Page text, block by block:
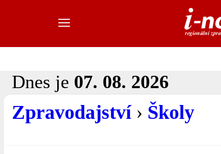
Dnes je 07. 08. 2026
Zpravodajství› Školy